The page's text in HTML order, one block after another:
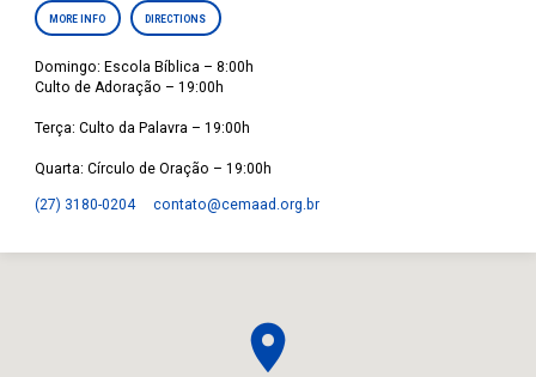
MORE INFO DIRECTIONS
Domingo: Escola Bíblica – 8:00h
Culto de Adoração – 19:00h
Terça: Culto da Palavra – 19:00h
Quarta: Círculo de Oração – 19:00h
(27) 3180-0204 contato​@cemaad.org.br